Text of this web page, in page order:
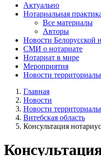
Актуально
Нотариальная
Все материалы
Авторы
Новости Белорусской
СМИ о нотариате
Нотариат в мире
Мероприятия
Новости
Главная
Новости
Новости
Витебская область
Консультация